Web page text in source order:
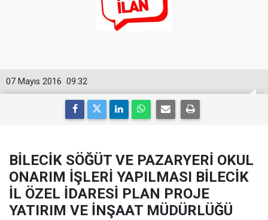
09:32
07 Mayıs 2016
BİLECİK SÖĞÜT VE PAZARYERİ OKUL
ONARIM İŞLERİ YAPILMASI BİLECİK
İL ÖZEL İDARESİ PLAN PROJE
YATIRIM VE İNŞAAT MÜDÜRLÜĞÜ